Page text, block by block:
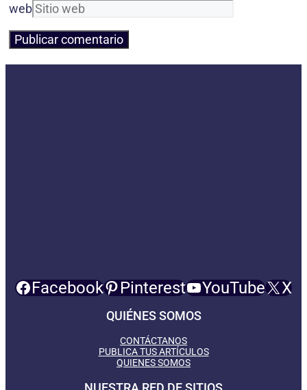
web
Facebook Pinterest YouTube X
QUIÉNES SOMOS
CONTÁCTANOS
PUBLICA TUS ARTÍCULOS
QUIENES SOMOS